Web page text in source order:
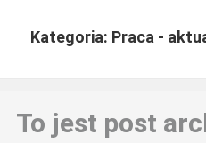
Kategoria: Praca -
To jest post